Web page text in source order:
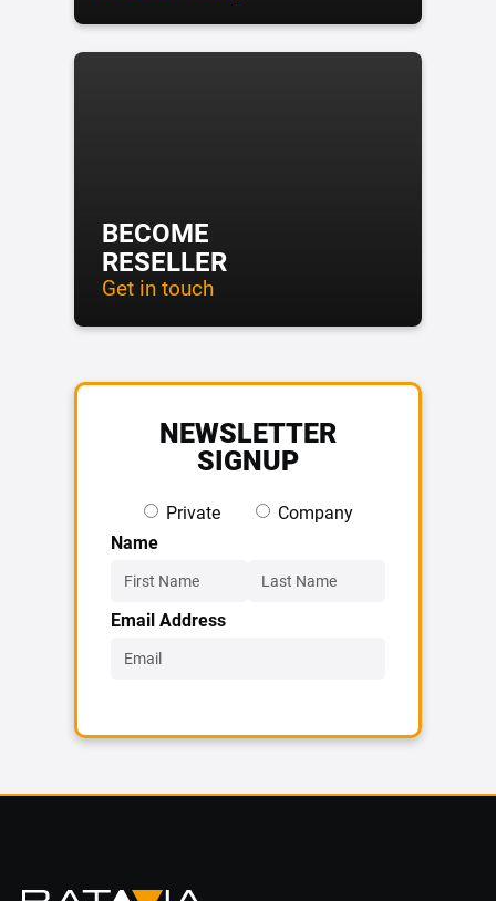
BECOME
RESELLER
Get in touch
NEWSLETTER
SIGNUP
Private
Company
Name
Email Address